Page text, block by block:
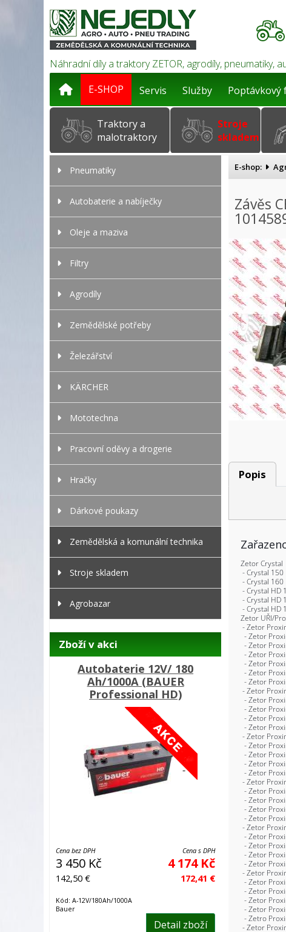
Náhradní díly a traktory ZETOR, agrodíly, pneumatiky,
E-SHOP Servis Služby Poptávkový
Traktory a
malotraktory
Stroje
skladem
Pneumatiky
Autobaterie a nabíječky
Oleje a maziva
Filtry
Agrodíly
Zemědělské potřeby
Železářství
KÄRCHER
Mototechna
Pracovní oděvy a drogerie
Hračky
Dárkové poukazy
Zemědělská a komunální technika
Stroje skladem
Agrobazar
Zboží v akci
Autobaterie 12V/ 180
Ah/1000A (BAUER
Professional HD)
Cena bez DPH
3 450 Kč
142,50 €
Cena s DPH
4 174 Kč
172,41 €
Kód: A-12V/180Ah/1000A
Bauer
Detail zboží
E-shop:
Závěs
Popis